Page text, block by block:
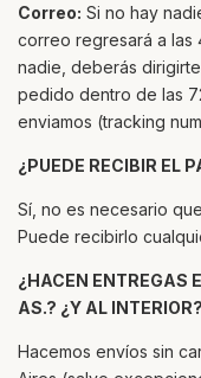
Correo: Si no hay
correo regresará a las
nadie, deberás
pedido dentro de las
enviamos (tracking
¿PUEDE RECIBIR EL
Sí, no es necesario
Puede recibirlo
¿HACEN ENTREGAS
AS.? ¿Y AL INTERIOR?
Hacemos envíos sin